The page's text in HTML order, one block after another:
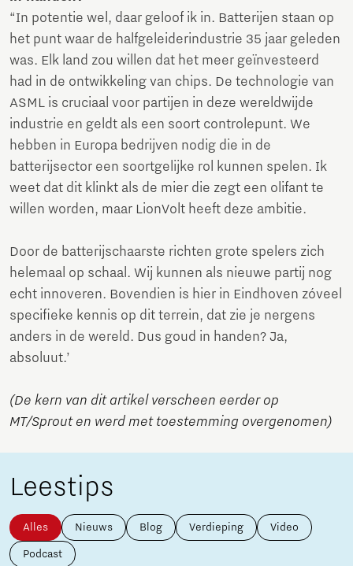
“In potentie wel, daar geloof ik in. Batterijen staan op
het punt waar de halfgeleiderindustrie 35 jaar geleden
was. Elk land zou willen dat het meer geïnvesteerd
had in de ontwikkeling van chips. De technologie van
ASML is cruciaal voor partijen in deze wereldwijde
industrie en geldt als een soort controlepunt. We
hebben in Europa bedrijven nodig die in de
batterijsector een soortgelijke rol kunnen spelen. Ik
weet dat dit klinkt als de mier die zegt een olifant te
willen worden, maar LionVolt heeft deze ambitie.
Door de batterijschaarste richten grote spelers zich
helemaal op schaal. Wij kunnen als nieuwe partij nog
echt innoveren. Bovendien is hier in Eindhoven zóveel
specifieke kennis op dit terrein, dat zie je nergens
anders in de wereld. Dus goud in handen? Ja,
absoluut.’
(De kern van dit artikel verscheen eerder op
MT/Sprout en werd met toestemming overgenomen)
Leestips
Alles Nieuws Blog Verdieping Video
Podcast